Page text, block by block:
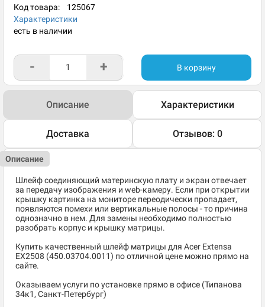
Код товара: 125067
Характеристики
есть в наличии
- + В корзину
Описание Характеристики
Доставка Отзывов: 0
Описание
Шлейф соединяющий материнскую плату и экран отвечает
за передачу изображения и web-камеру. Если при открытии
крышку картинка на мониторе переодически пропадает,
появляются помехи или вертикальные полосы - то причина
однозначно в нем. Для замены необходимо полностью
разобрать корпус и крышку матрицы.
Купить качественный шлейф матрицы для Acer Extensa
EX2508 (450.03704.0011) по отличной цене можно прямо на
сайте.
Оказываем услуги по установке прямо в офисе (Типанова
34к1, Санкт-Петербург)